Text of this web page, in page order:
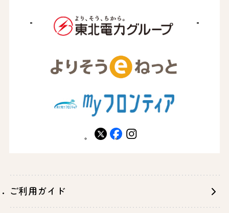
X facebookinstagram
ご利用ガイド